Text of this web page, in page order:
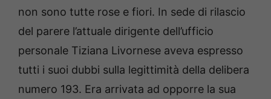
non sono tutte rose e fiori. In sede di rilascio
del parere l’attuale dirigente dell’ufficio
personale Tiziana Livornese aveva espresso
tutti i suoi dubbi sulla legittimità della delibera
numero 193. Era arrivata ad opporre la sua